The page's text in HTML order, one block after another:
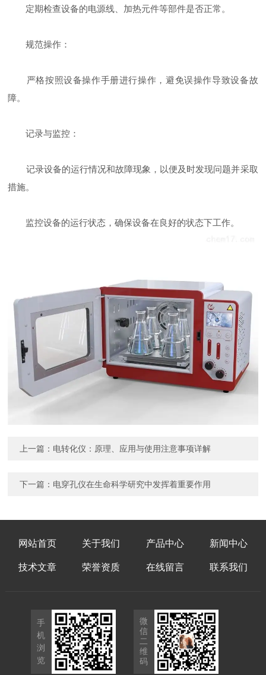
定期检查设备的电源线、加热元件等部件是否正常。
规范操作：
严格按照设备操作手册进行操作，避免误操作导致设备故
障。
记录与监控：
记录设备的运行情况和故障现象，以便及时发现问题并采取
措施。
监控设备的运行状态，确保设备在良好的状态下工作。
上一篇： 电转化仪：原理、应用与使用注意事项详解
下一篇： 电穿孔仪在生命科学研究中发挥着重要作用
网站首页 关于我们 产品中心 新闻中心
技术文章 荣誉资质 在线留言 联系我们
手
机
浏
览
微
信
二
维
码